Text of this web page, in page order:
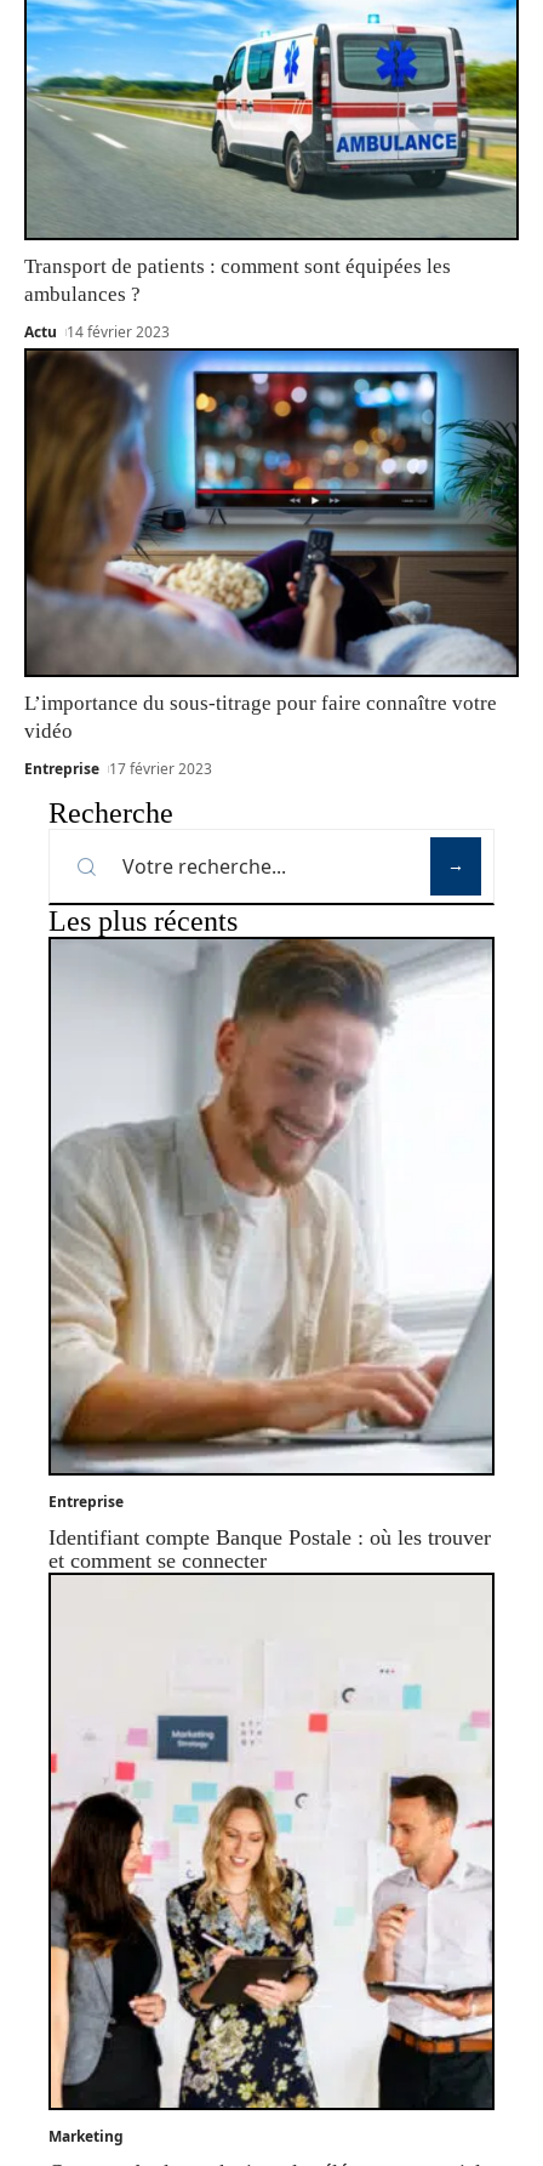
Transport de patients : comment sont équipées les
ambulances ?
Actu 14 février 2023
L’importance du sous-titrage pour faire connaître votre
vidéo
Entreprise 17 février 2023
Recherche
Les plus récents
Entreprise
Identifiant compte Banque Postale : où les trouver
et comment se connecter
Marketing